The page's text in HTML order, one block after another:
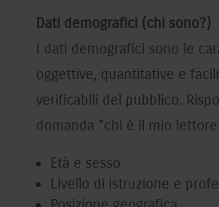
Dati demografici (chi sono?)
I dati demografici sono le
oggettive, quantitative e
verificabili del pubblico.
domanda "chi è il mio
Età e sesso
Livello di istruzione e